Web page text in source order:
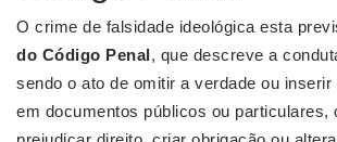
O crime de falsidade ideológica esta
do Código Penal, que descreve a
sendo o ato de omitir a verdade ou
em documentos públicos ou particulares,